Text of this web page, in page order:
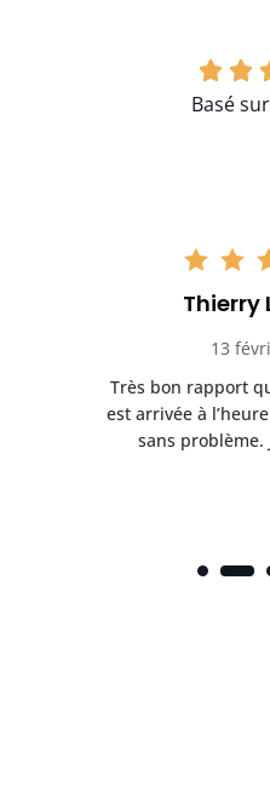
Basé sur
Thierry
13
Très bon rapport
est arrivée à
sans problème.